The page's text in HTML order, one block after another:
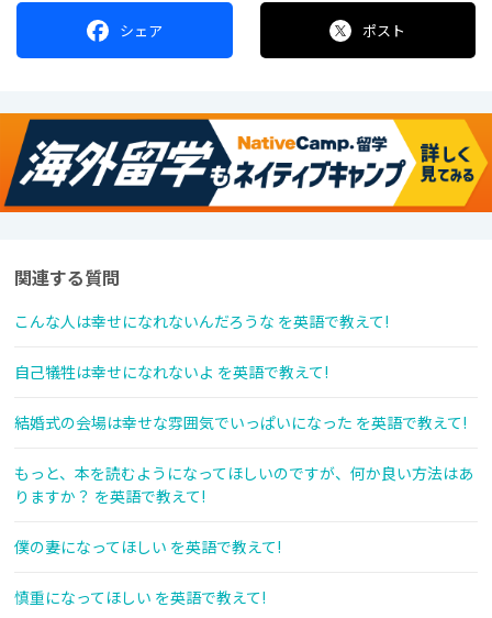
シェア ポスト
関連する質問
こんな人は幸せになれないんだろうな を英語で教えて!
自己犠牲は幸せになれないよ を英語で教えて!
結婚式の会場は幸せな雰囲気でいっぱいになった を英語で教えて!
もっと、本を読むようになってほしいのですが、何か良い方法はあ
りますか？ を英語で教えて!
僕の妻になってほしい を英語で教えて!
慎重になってほしい を英語で教えて!